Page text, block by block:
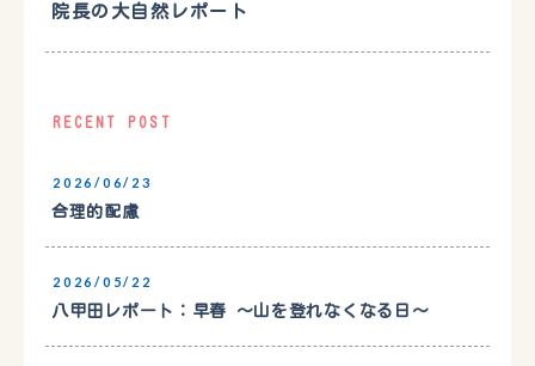
院長の大自然レポート
RECENT POST
2026/06/23
合理的配慮
2026/05/22
八甲田レポート：早春 〜山を登れなくなる日〜